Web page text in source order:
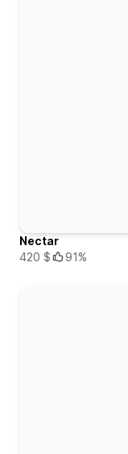
Nectar
420 $
91%